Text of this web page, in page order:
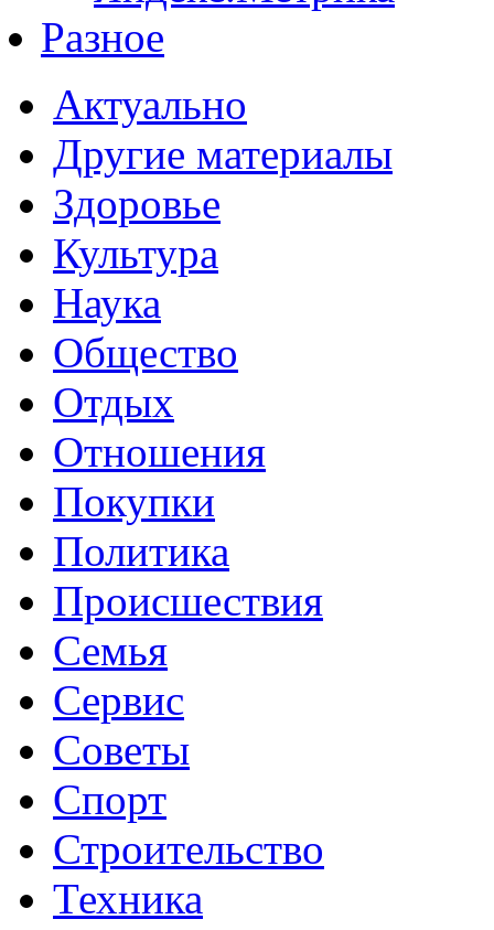
Разное
Актуально
Другие материалы
Здоровье
Культура
Наука
Общество
Отдых
Отношения
Покупки
Политика
Происшествия
Семья
Сервис
Советы
Спорт
Строительство
Техника